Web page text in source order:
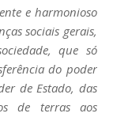
e harmonioso
sociais gerais,
que só
do poder
de Estado, das
de terras aos